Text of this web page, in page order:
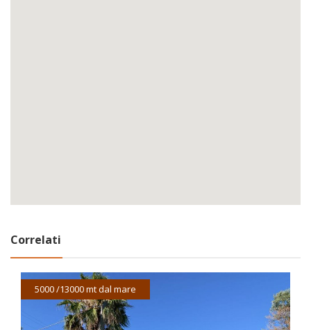
Correlati
5000 /13000 mt dal mare